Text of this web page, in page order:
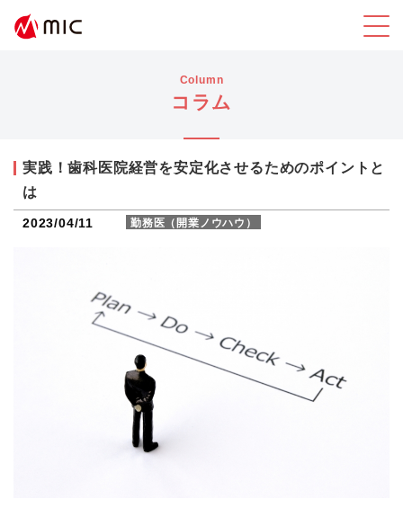
Column
コラム
勤務医（開業ノウハウ）
実践！歯科医院経営を安定化させるためのポイントと
は
2023/04/11